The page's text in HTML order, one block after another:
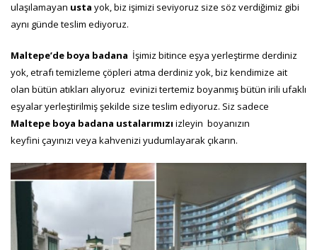
ulaşılamayan usta yok, biz işimizi seviyoruz size söz verdiğimiz gibi
aynı günde teslim ediyoruz.
Maltepe’de boya badana İşimiz bitince eşya yerleştirme derdiniz
yok, etrafı temizleme çöpleri atma derdiniz yok, biz kendimize ait
olan bütün atıkları alıyoruz evinizi tertemiz boyanmış bütün irili ufaklı
eşyalar yerleştirilmiş şekilde size teslim ediyoruz. Siz sadece
Maltepe boya badana ustalarımızı izleyin boyanızın
keyfini çayınızı veya kahvenizi yudumlayarak çıkarın.